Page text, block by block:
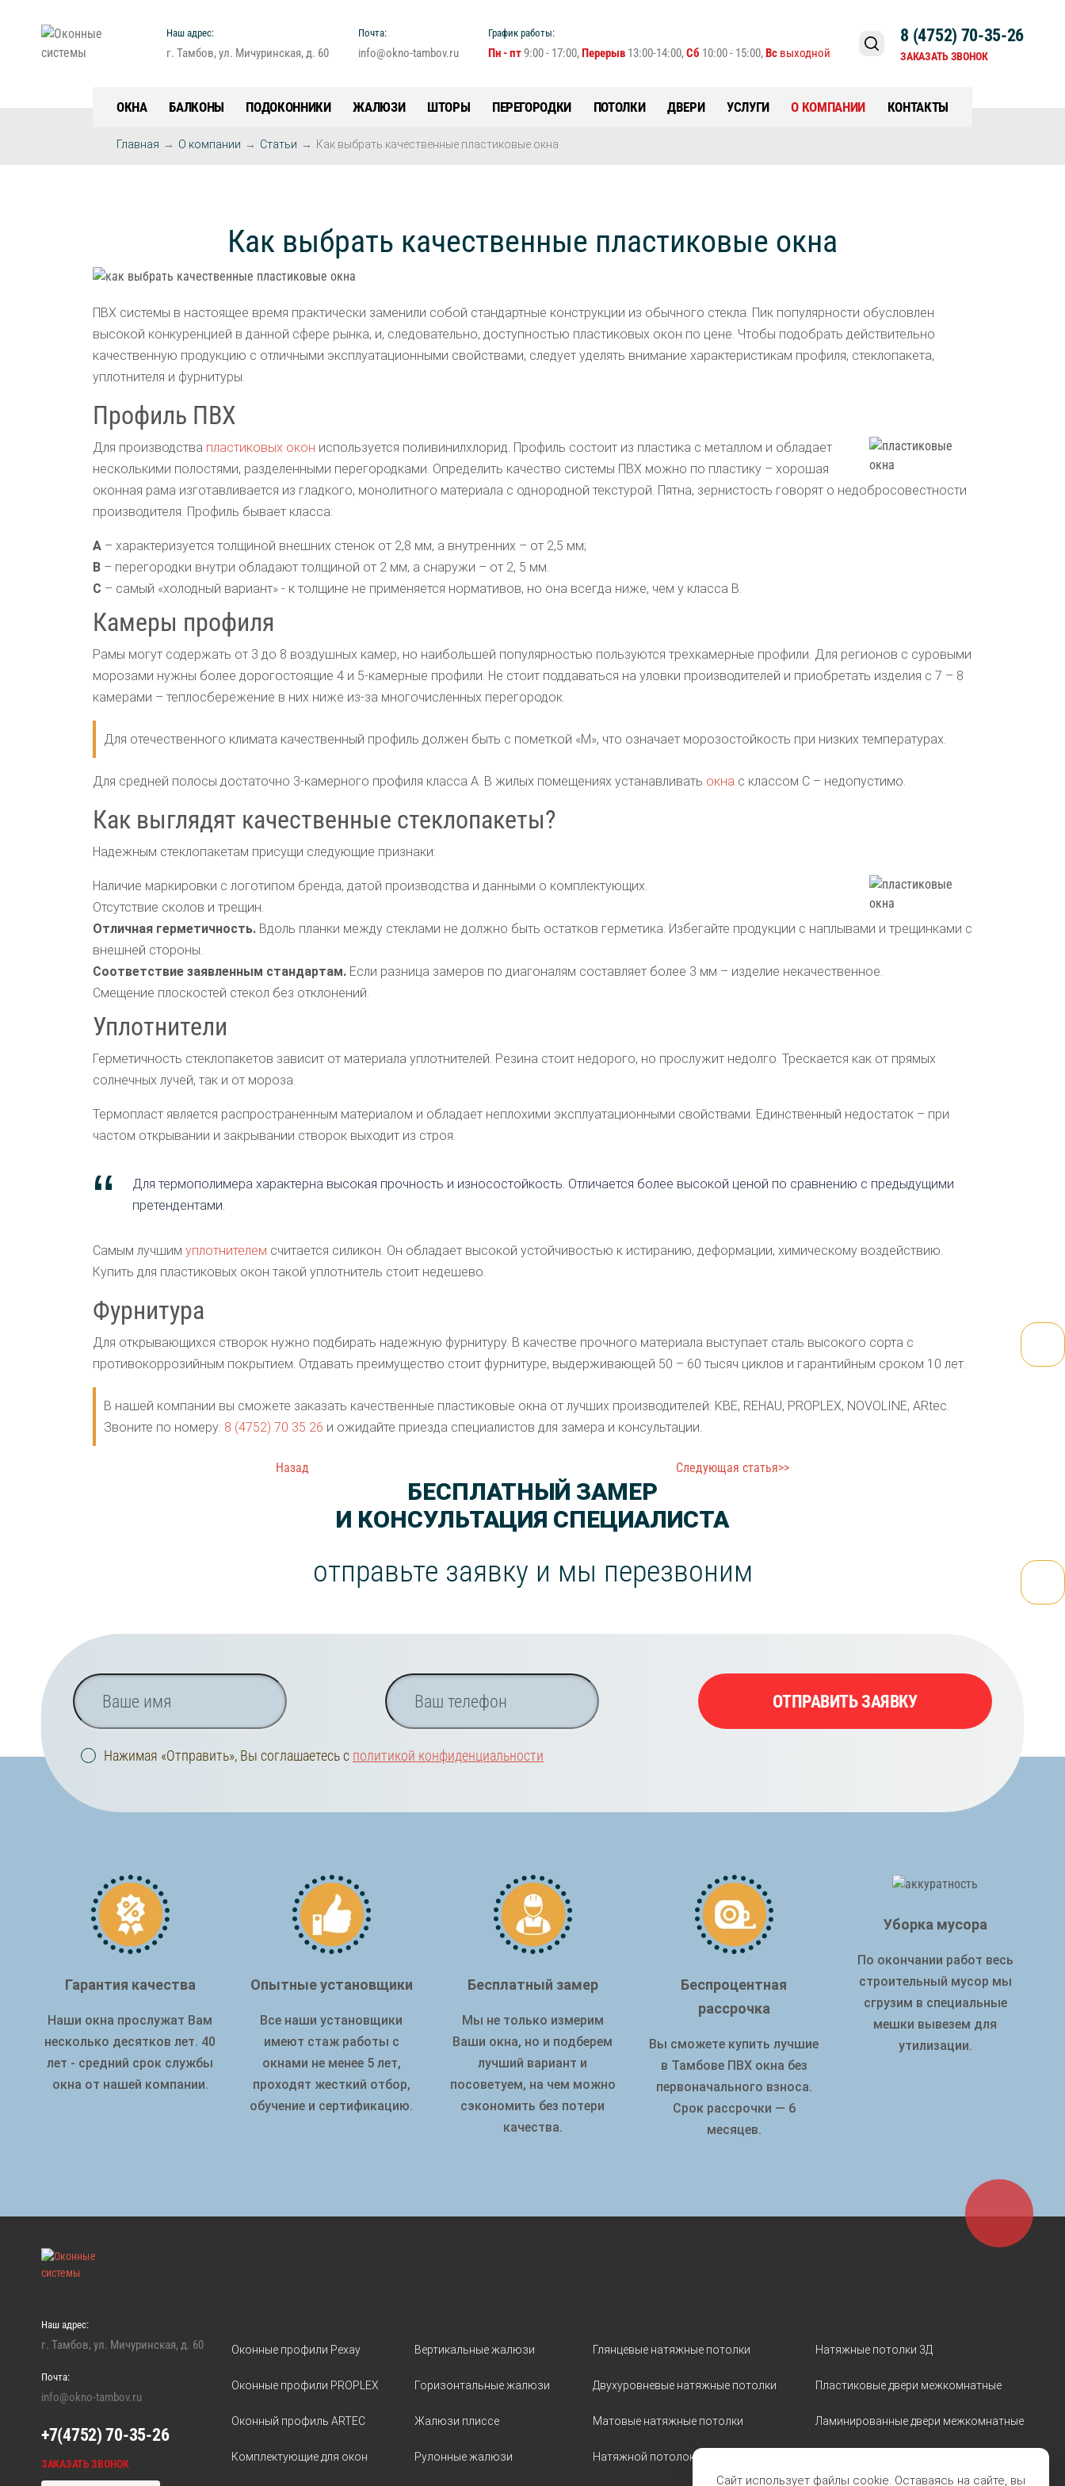
Наш адрес:
г. Тамбов, ул. Мичуринская, д. 60
Почта:
info@okno-tambov.ru
График работы:
Пн - пт9:00 - 17:00,Перерыв13:00-14:00,Сб 10:00 - 15:00,Вс выходной
8 (4752) 70-35-26
ЗАКАЗАТЬ ЗВОНОК
ОКНА БАЛКОНЫ ПОДОКОННИКИ ЖАЛЮЗИ ШТОРЫ ПЕРЕГОРОДКИ ПОТОЛКИ ДВЕРИ УСЛУГИ О КОМПАНИИ КОНТАКТЫ
Главная → О компании → Статьи → Как выбрать качественные пластиковые окна
Как выбрать качественные пластиковые окна
ПВХ системы в настоящее время практически заменили собой стандартные конструкции из обычного стекла. Пик популярности обусловлен
высокой конкуренцией в данной сфере рынка, и, следовательно, доступностью пластиковых окон по цене. Чтобы подобрать действительно
качественную продукцию с отличными эксплуатационными свойствами, следует уделять внимание характеристикам профиля, стеклопакета,
уплотнителя и фурнитуры.
Профиль ПВХ
Для производства пластиковых окон используется поливинилхлорид. Профиль состоит из пластика с металлом и обладает
несколькими полостями, разделенными перегородками. Определить качество системы ПВХ можно по пластику – хорошая
оконная рама изготавливается из гладкого, монолитного материала с однородной текстурой. Пятна, зернистость говорят о недобросовестности
производителя. Профиль бывает класса:
A – характеризуется толщиной внешних стенок от 2,8 мм, а внутренних – от 2,5 мм;
В – перегородки внутри обладают толщиной от 2 мм, а снаружи – от 2, 5 мм.
С – самый «холодный вариант» - к толщине не применяется нормативов, но она всегда ниже, чем у класса В.
Камеры профиля
Рамы могут содержать от 3 до 8 воздушных камер, но наибольшей популярностью пользуются трехкамерные профили. Для регионов с суровыми
морозами нужны более дорогостоящие 4 и 5-камерные профили. Не стоит поддаваться на уловки производителей и приобретать изделия с 7 – 8
камерами – теплосбережение в них ниже из-за многочисленных перегородок.
Для отечественного климата качественный профиль должен быть с пометкой «М», что означает морозостойкость при низких температурах.
Для средней полосы достаточно 3-камерного профиля класса А. В жилых помещениях устанавливать окна с классом С – недопустимо.
Как выглядят качественные стеклопакеты?
Надежным стеклопакетам присущи следующие признаки:
Наличие маркировки с логотипом бренда, датой производства и данными о комплектующих.
Отсутствие сколов и трещин.
Отличная герметичность. Вдоль планки между стеклами не должно быть остатков герметика. Избегайте продукции с наплывами и трещинками с
внешней стороны.
Соответствие заявленным стандартам. Если разница замеров по диагоналям составляет более 3 мм – изделие некачественное.
Смещение плоскостей стекол без отклонений.
Уплотнители
Герметичность стеклопакетов зависит от материала уплотнителей. Резина стоит недорого, но прослужит недолго. Трескается как от прямых
солнечных лучей, так и от мороза.
Термопласт является распространенным материалом и обладает неплохими эксплуатационными свойствами. Единственный недостаток – при
частом открывании и закрывании створок выходит из строя.
Для термополимера характерна высокая прочность и износостойкость. Отличается более высокой ценой по сравнению с предыдущими
претендентами.
Самым лучшим уплотнителем считается силикон. Он обладает высокой устойчивостью к истиранию, деформации, химическому воздействию.
Купить для пластиковых окон такой уплотнитель стоит недешево.
Фурнитура
Для открывающихся створок нужно подбирать надежную фурнитуру. В качестве прочного материала выступает сталь высокого сорта с
противокоррозийным покрытием. Отдавать преимущество стоит фурнитуре, выдерживающей 50 – 60 тысяч циклов и гарантийным сроком 10 лет.
В нашей компании вы сможете заказать качественные пластиковые окна от лучших производителей: KBE, REHAU, PROPLEX, NOVOLINE, ARtec.
Звоните по номеру: 8 (4752) 70 35 26 и ожидайте приезда специалистов для замера и консультации.
Назад Следующая статья>>
БЕСПЛАТНЫЙ ЗАМЕР
И КОНСУЛЬТАЦИЯ СПЕЦИАЛИСТА
отправьте заявку и мы перезвоним
ОТПРАВИТЬ ЗАЯВКУ
Нажимая «Отправить», Вы соглашаетесь с политикой конфиденциальности
Гарантия качества
Наши окна прослужат Вам
несколько десятков лет. 40
лет - средний срок службы
окна от нашей компании.
Опытные установщики
Все наши установщики
имеют стаж работы с
окнами не менее 5 лет,
проходят жесткий отбор,
обучение и сертификацию.
Бесплатный замер
Мы не только измерим
Ваши окна, но и подберем
лучший вариант и
посоветуем, на чем можно
сэкономить без потери
качества.
Беспроцентная
рассрочка
Вы сможете купить лучшие
в Тамбове ПВХ окна без
первоначального взноса.
Срок рассрочки — 6
месяцев.
Уборка мусора
По окончании работ весь
строительный мусор мы
сгрузим в специальные
мешки вывезем для
утилизации.
Наш адрес:
г. Тамбов, ул. Мичуринская, д. 60
Почта:
info@okno-tambov.ru
+7(4752) 70-35-26
ЗАКАЗАТЬ ЗВОНОК
Оконные профили Рехау
Оконные профили PROPLEX
Оконный профиль ARTEC
Комплектующие для окон
Вертикальные жалюзи
Горизонтальные жалюзи
Жалюзи плиссе
Рулонные жалюзи
Глянцевые натяжные потолки
Двухуровневые натяжные потолки
Матовые натяжные потолки
Натяжной потолок «Сатин»
Натяжные потолки 3Д
Пластиковые двери межкомнатные
Ламинированные двери межкомнатные
Сайт использует файлы cookie. Оставаясь на сайте, вы